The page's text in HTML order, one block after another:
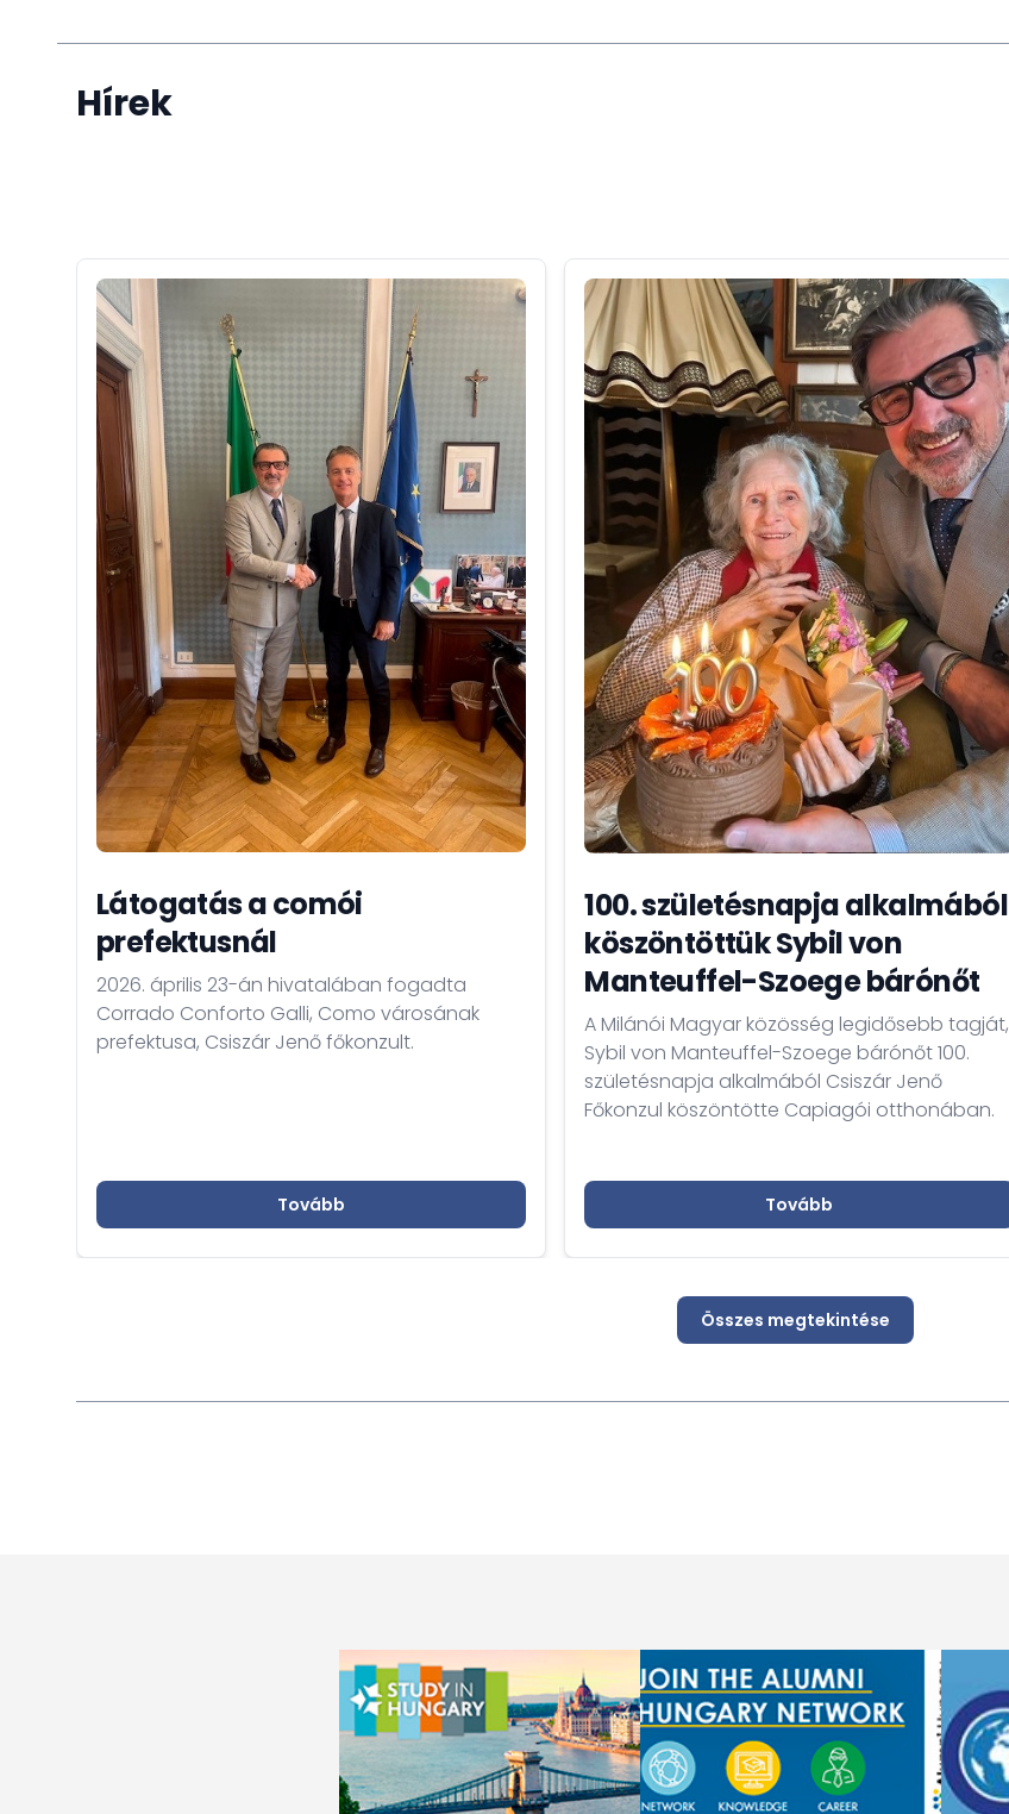
Hírek
Látogatás a comói
prefektusnál
2026. április 23-án hivatalában fogadta
Corrado Conforto Galli, Como városának
prefektusa, Csiszár Jenő főkonzult.
Tovább
100. születésnapja alkalmából
köszöntöttük Sybil von
Manteuffel-Szoege bárónőt
A Milánói Magyar közösség legidősebb tagját,
Sybil von Manteuffel-Szoege bárónőt 100.
születésnapja alkalmából Csiszár Jenő
Főkonzul köszöntötte Capiagói otthonában.
Tovább
Összes megtekintése